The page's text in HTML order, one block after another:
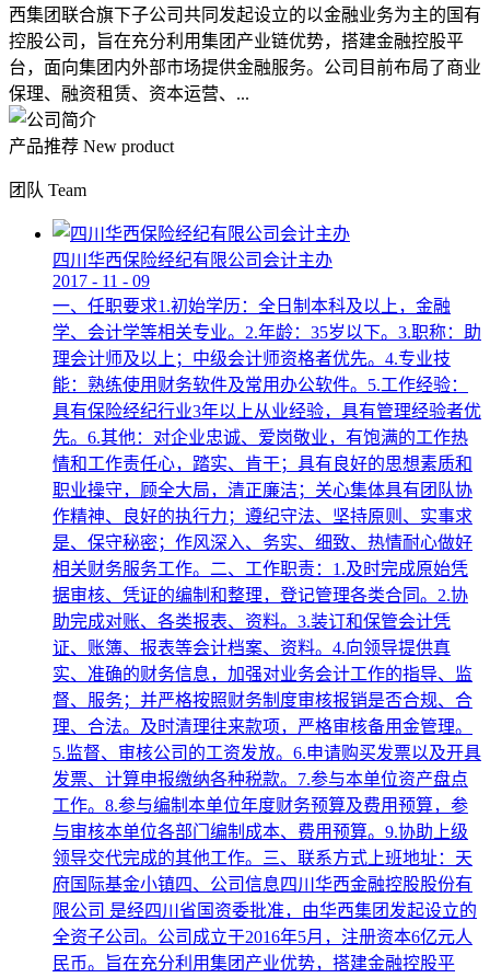
西集团联合旗下子公司共同发起设立的以金融业务为主的国有
控股公司，旨在充分利用集团产业链优势，搭建金融控股平
台，面向集团内外部市场提供金融服务。公司目前布局了商业
保理、融资租赁、资本运营、...
产品推荐 New product
团队 Team
四川华西保险经纪有限公司会计主办
2017 - 11 - 09
一、任职要求1.初始学历：全日制本科及以上，金融
学、会计学等相关专业。2.年龄：35岁以下。3.职称：助
理会计师及以上；中级会计师资格者优先。4.专业技
能：熟练使用财务软件及常用办公软件。5.工作经验：
具有保险经纪行业3年以上从业经验，具有管理经验者优
先。6.其他：对企业忠诚、爱岗敬业，有饱满的工作热
情和工作责任心，踏实、肯干；具有良好的思想素质和
职业操守，顾全大局，清正廉洁；关心集体具有团队协
作精神、良好的执行力；遵纪守法、坚持原则、实事求
是、保守秘密；作风深入、务实、细致、热情耐心做好
相关财务服务工作。二、工作职责：1.及时完成原始凭
据审核、凭证的编制和整理，登记管理各类合同。2.协
助完成对账、各类报表、资料。3.装订和保管会计凭
证、账簿、报表等会计档案、资料。4.向领导提供真
实、准确的财务信息，加强对业务会计工作的指导、监
督、服务；并严格按照财务制度审核报销是否合规、合
理、合法。及时清理往来款项，严格审核备用金管理。
5.监督、审核公司的工资发放。6.申请购买发票以及开具
发票、计算申报缴纳各种税款。7.参与本单位资产盘点
工作。8.参与编制本单位年度财务预算及费用预算，参
与审核本单位各部门编制成本、费用预算。9.协助上级
领导交代完成的其他工作。三、联系方式上班地址：天
府国际基金小镇四、公司信息四川华西金融控股股份有
限公司 是经四川省国资委批准，由华西集团发起设立的
全资子公司。公司成立于2016年5月，注册资本6亿元人
民币。旨在充分利用集团产业优势，搭建金融控股平